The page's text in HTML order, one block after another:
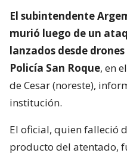
El subintendente
murió luego de un
lanzados desde
Policía San Roque, en
de Cesar (noreste),
institución.
El oficial, quien falleció
producto del atentado,